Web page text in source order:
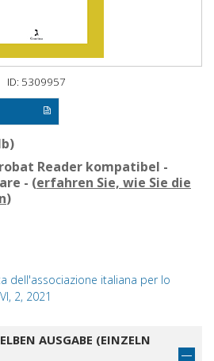
ID: 5309957
Reader kompatibel -
- (erfahren Sie, wie Sie die
)
dell'associazione italiana per lo
2, 2021
AUSGABE (EINZELN